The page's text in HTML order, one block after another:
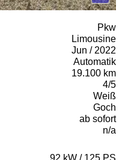
Pkw
Limousine
Jun / 2022
Automatik
19.100 km
4/5
Weiß
Goch
ab sofort
n/a
92 kW / 125 PS